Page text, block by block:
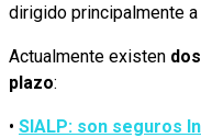
dirigido principalmente a
Actualmente existen
plazo:
• SIALP: son seguros